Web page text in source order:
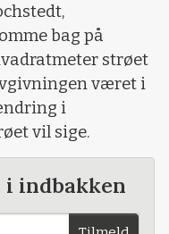
bag på
strøet
været i
i
vil sige.
i indbakken